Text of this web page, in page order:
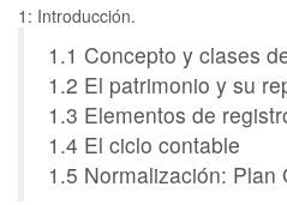
1: Introducción.
1.1 Concepto y clases
1.2 El patrimonio y su
1.3 Elementos de
1.4 El ciclo contable
1.5 Normalización: Plan